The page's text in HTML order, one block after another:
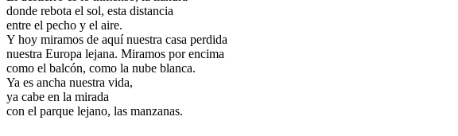
donde rebota el sol, esta distancia
entre el pecho y el aire.
Y hoy miramos de aquí nuestra casa perdida
nuestra Europa lejana. Miramos por encima
como el balcón, como la nube blanca.
Ya es ancha nuestra vida,
ya cabe en la mirada
con el parque lejano, las manzanas.